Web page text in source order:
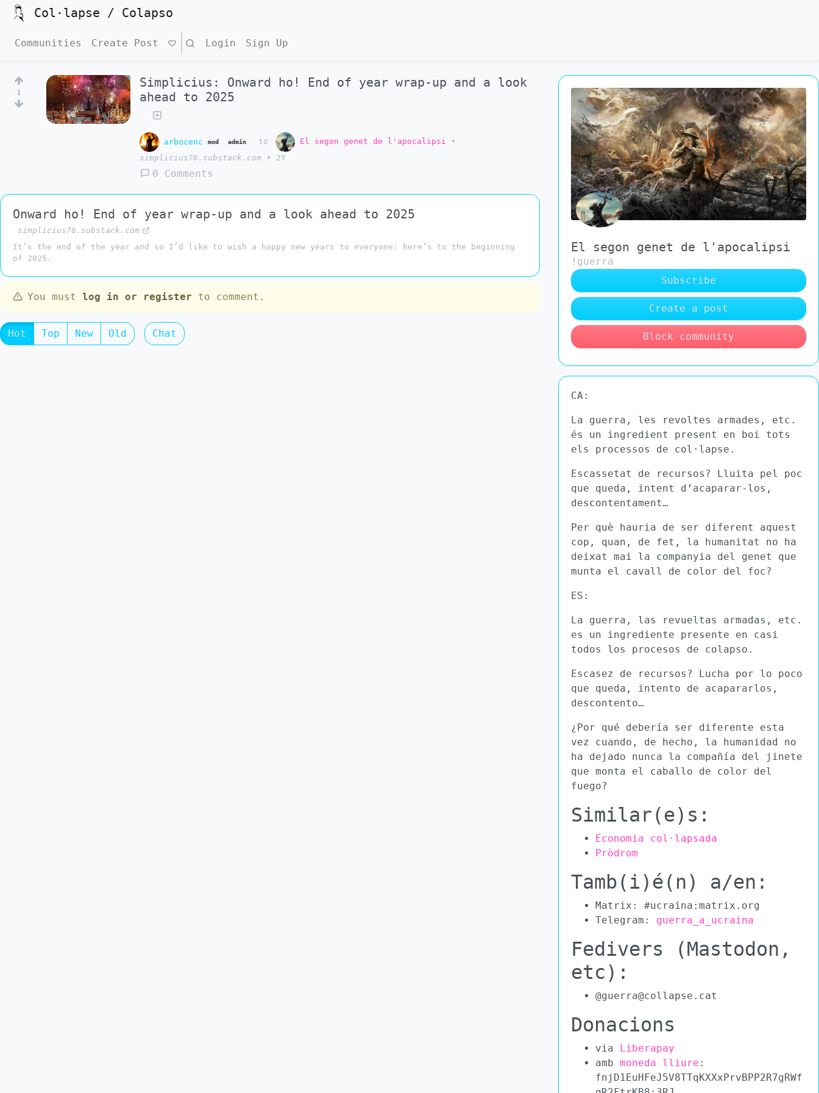
Col·lapse / Colapso
Communities Create Post Search Login Sign Up
1
Simplicius: Onward ho! End of year wrap-up and a look
ahead to 2025
arbocenc mod admin to El segon genet de l'apocalipsi
•
simplicius76.substack.com
• 2Y
0 Comments
Onward ho! End of year wrap-up and a look ahead to 2025
simplicius76.substack.com
It’s the end of the year and so I’d like to wish a happy new years to everyone: here’s to the beginning
of 2025.
You must log in or register to comment.
Hot Top New Old Chat
El segon genet de l'apocalipsi
!guerra
Subscribe
Create a post
Block community
CA:
La guerra, les revoltes armades, etc.
és un ingredient present en boi tots
els processos de col·lapse.
Escassetat de recursos? Lluita pel poc
que queda, intent d’acaparar-los,
descontentament…
Per què hauria de ser diferent aquest
cop, quan, de fet, la humanitat no ha
deixat mai la companyia del genet que
munta el cavall de color del foc?
ES:
La guerra, las revueltas armadas, etc.
es un ingrediente presente en casi
todos los procesos de colapso.
Escasez de recursos? Lucha por lo poco
que queda, intento de acapararlos,
descontento…
¿Por qué debería ser diferente esta
vez cuando, de hecho, la humanidad no
ha dejado nunca la compañía del jinete
que monta el caballo de color del
fuego?
Similar(e)s:
Economia col·lapsada
Pròdrom
Tamb(i)é(n) a/en:
Matrix: #ucraina:matrix.org
Telegram: guerra_a_ucraina
Fedivers (Mastodon,
etc):
@guerra@collapse.cat
Donacions
via Liberapay
amb moneda lliure :
fnjD1EuHFeJ5V8TTqKXXxPrvBPP2R7gRWf